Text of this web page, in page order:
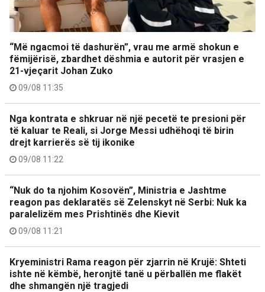
“Më ngacmoi të dashurën”, vrau me armë shokun e
fëmijërisë, zbardhet dëshmia e autorit për vrasjen e
21-vjeçarit Johan Zuko
09/08 11:35
Nga kontrata e shkruar në një pecetë te presioni për
të kaluar te Reali, si Jorge Messi udhëhoqi të birin
drejt karrierës së tij ikonike
09/08 11:22
“Nuk do ta njohim Kosovën”, Ministria e Jashtme
reagon pas deklaratës së Zelenskyt në Serbi: Nuk ka
paralelizëm mes Prishtinës dhe Kievit
09/08 11:21
Kryeministri Rama reagon për zjarrin në Krujë: Shteti
ishte në këmbë, heronjtë tanë u përballën me flakët
dhe shmangën një tragjedi